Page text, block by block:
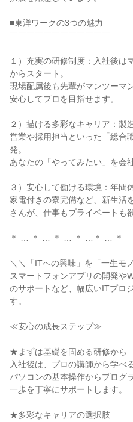
■東洋ワークの3つの魅力
￣￣￣￣￣￣￣￣￣￣￣￣
１）充実の研修制度：入社後は
からスタート。
現場配属後も先輩がマンツーマ
安心してプロを目指せます。
２）描ける多彩なキャリア：製
営業や採用担当といった「総合
発。
あなたの「やってみたい」を会
３）安心して働ける環境：年間
家電付きの寮完備など、新生活
さんが、仕事もプライベートも
＊ … ＊ … ＊ … ＊ …＊ … ＊
＼＼「ITへの興味」を「一生モ
スマートフォンアプリの開発や
のサポートなど、幅広いITプロ
す。
≪安心の成長ステップ≫
★まずは基礎を固める研修から
入社後は、プロの講師から学べ
パソコンの基本操作からプログ
一歩を丁寧にサポートします。
★多彩なキャリアの選択肢